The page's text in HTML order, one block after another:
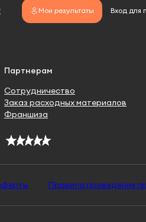
Мои результаты Вход для
Партнерам
Сотрудничество
Заказ расходных материалов
Франшиза
Правила проведения